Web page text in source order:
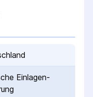
Einlagen­